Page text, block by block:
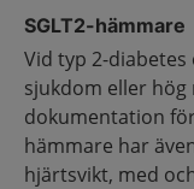
SGLT2-hämmare
Vid typ 2-
sjukdom eller hög
dokumentation
hämmare har
hjärtsvikt, med